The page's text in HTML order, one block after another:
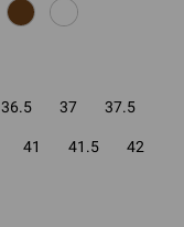
36.5 37 37.5
41 41.5 42